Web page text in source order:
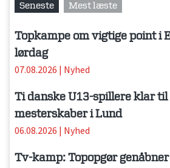
Seneste Mest læste
Topkampe om vigtige point i
lørdag
07.08.2026 | Nyhed
Ti danske U13-spillere klar
mesterskaber i Lund
06.08.2026 | Nyhed
Tv-kamp: Topopgør